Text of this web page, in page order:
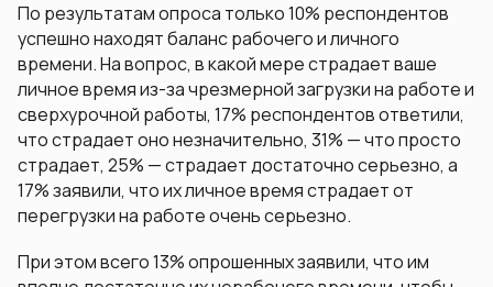
По результатам опроса только 10% респондентов
успешно находят баланс рабочего и личного
времени. На вопрос, в какой мере страдает ваше
личное время из-за чрезмерной загрузки на работе и
сверхурочной работы, 17% респондентов ответили,
что страдает оно незначительно, 31% — что просто
страдает, 25% — страдает достаточно серьезно, а
17% заявили, что их личное время страдает от
перегрузки на работе очень серьезно.
При этом всего 13% опрошенных заявили, что им